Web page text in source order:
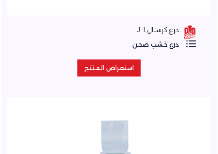
درع كرستال J-1
درع خشب صحن
استعراض المنتج
استعراض المنتج